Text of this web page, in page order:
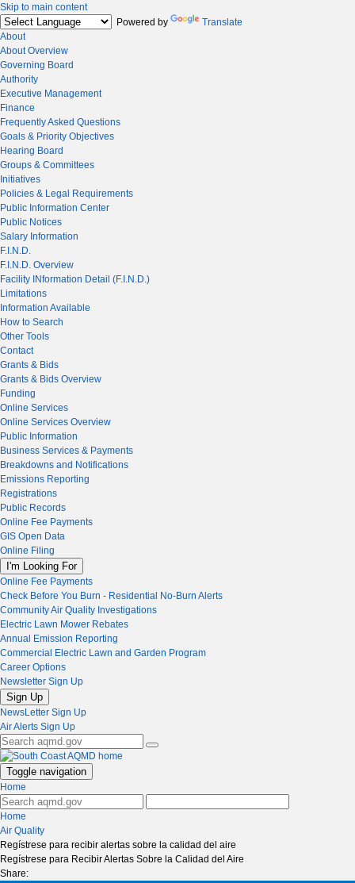
Skip to main content
Powered by
Translate
About
About Overview
Governing Board
Authority
Executive Management
Finance
Frequently Asked Questions
Goals & Priority Objectives
Hearing Board
Groups & Committees
Initiatives
Policies & Legal Requirements
Public Information Center
Public Notices
Salary Information
F.I.N.D.
F.I.N.D. Overview
Facility INformation Detail (F.I.N.D.)
Limitations
Information Available
How to Search
Other Tools
Contact
Grants & Bids
Grants & Bids Overview
Funding
Online Services
Online Services Overview
Public Information
Business Services & Payments
Breakdowns and Notifications
Emissions Reporting
Registrations
Public Records
Online Fee Payments
GIS Open Data
Online Filing
I'm Looking For
Online Fee Payments
Check Before You Burn - Residential No-Burn Alerts
Community Air Quality Investigations
Electric Lawn Mower Rebates
Annual Emission Reporting
Commercial Electric Lawn and Garden Program
Career Options
Newsletter Sign Up
Sign Up
NewsLetter Sign Up
Air Alerts Sign Up
Toggle navigation
Home
Home
Air Quality
Regístrese para recibir alertas sobre la calidad del aire
Regístrese para Recibir Alertas Sobre la Calidad del Aire
Share: